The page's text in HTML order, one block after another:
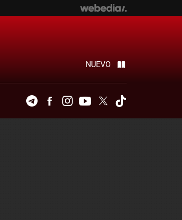
NUEVO
TelegramFacebookInstagramYoutubeTwitter